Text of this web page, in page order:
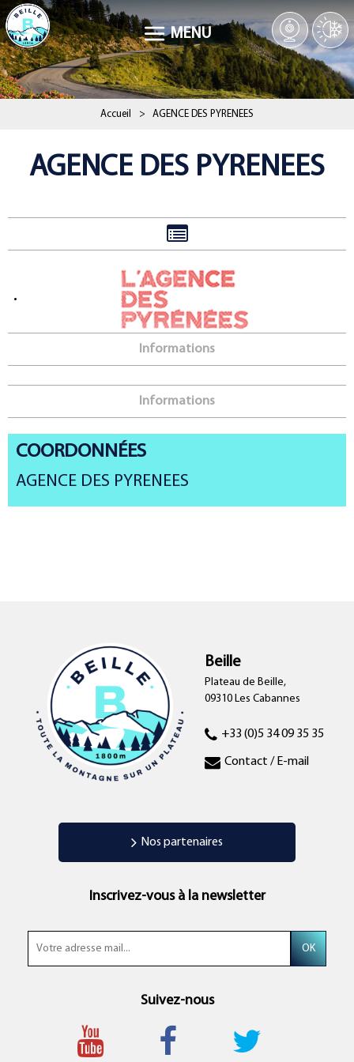
MENU
Accueil > AGENCE DES PYRENEES
AGENCE DES PYRENEES
Informations
Informations
COORDONNÉES
AGENCE DES PYRENEES
Beille
Plateau de Beille,
09310 Les Cabannes
+33 (0)5 34 09 35 35
Contact / E-mail
Nos partenaires
Inscrivez-vous à la newsletter
Suivez-nous